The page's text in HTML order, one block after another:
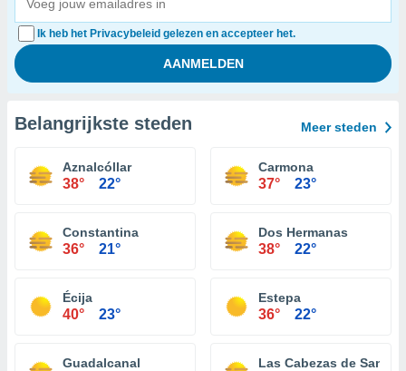
Ik heb het Privacybeleid gelezen en accepteer het.
Belangrijkste steden Meer steden
Aznalcóllar
38° 22°
Carmona
37° 23°
Constantina
36° 21°
Dos Hermanas
38° 22°
Écija
40° 23°
Estepa
36° 22°
Guadalcanal Las Cabezas de San